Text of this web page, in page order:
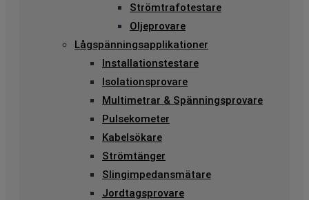
Strömtrafotestare
Oljeprovare
Lågspänningsapplikationer
Installationstestare
Isolationsprovare
Multimetrar & Spänningsprovare
Pulsekometer
Kabelsökare
Strömtänger
Slingimpedansmätare
Jordtagsprovare